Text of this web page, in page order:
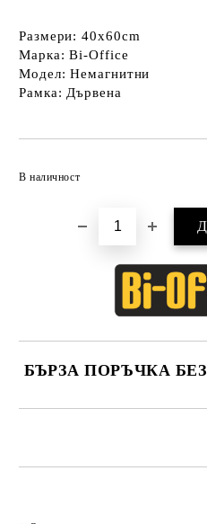
Размери: 40x60cm
Марка: Bi-Office
Модел: Немагнитни
Рамка: Дървена
В наличност
БЪРЗА ПОРЪЧКА